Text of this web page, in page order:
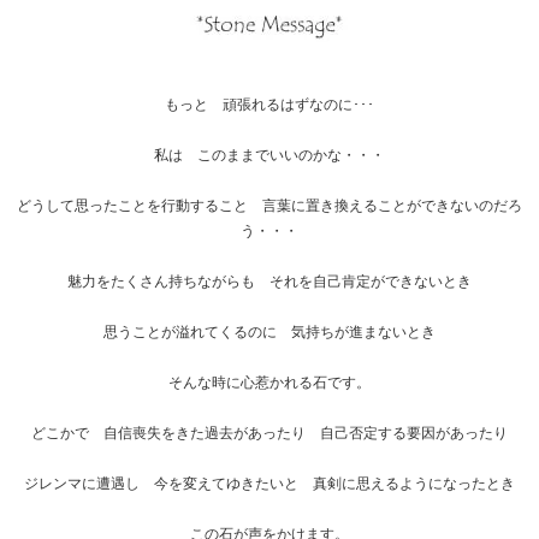
もっと 頑張れるはずなのに･･･
私は このままでいいのかな・・・
どうして思ったことを行動すること 言葉に置き換えることができないのだろ
う・・・
魅力をたくさん持ちながらも それを自己肯定ができないとき
思うことが溢れてくるのに 気持ちが進まないとき
そんな時に心惹かれる石です。
どこかで 自信喪失をきた過去があったり 自己否定する要因があったり
ジレンマに遭遇し 今を変えてゆきたいと 真剣に思えるようになったとき
この石が声をかけます。